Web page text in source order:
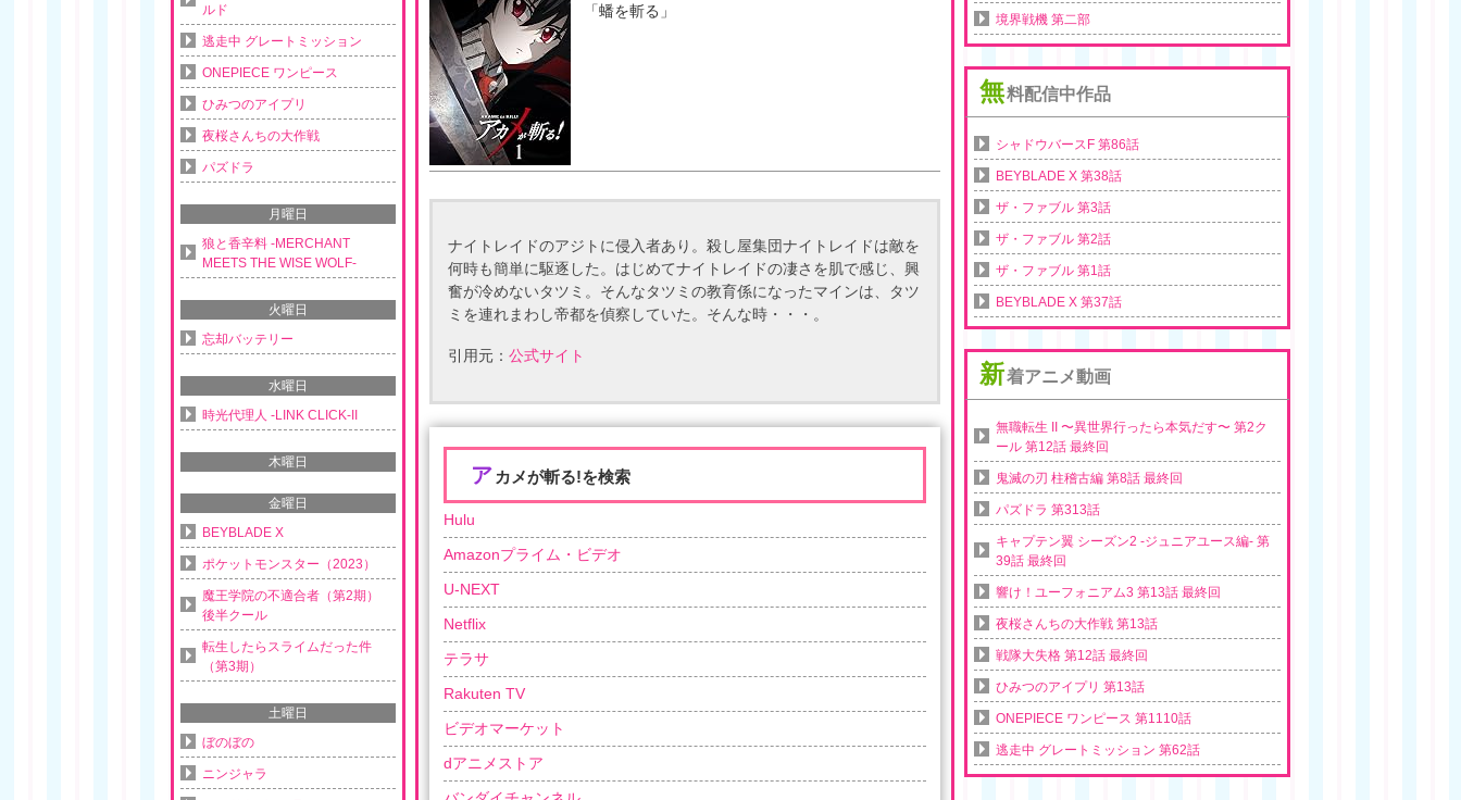
「蟠を斬る 」
ナイトレイドのアジトに侵入者あり。殺し屋集団ナイトレイドは敵を
何時も簡単に駆逐した。はじめてナイトレイドの凄さを肌で感じ、興
奮が冷めないタツミ。そんなタツミの教育係になったマインは、タツ
ミを連れまわし帝都を偵察していた。そんな時・・・。
引用元： 公式サイト
ア カメが斬る!を検索
Hulu
Amazonプライム・ビデオ
U-NEXT
Netflix
テラサ
Rakuten TV
ビデオマーケット
dアニメストア
ルド
逃走中 グレートミッション
ONEPIECE ワンピース
ひみつのアイプリ
夜桜さんちの大作戦
パズドラ
月曜日
狼と香辛料 -MERCHANT
MEETS THE WISE WOLF-
火曜日
忘却バッテリー
水曜日
時光代理人 -LINK CLICK-II
木曜日
金曜日
BEYBLADE X
ポケットモンスター（2023）
魔王学院の不適合者（第2期）
後半クール
転生したらスライムだった件
（第3期）
土曜日
ぼのぼの
ニンジャラ
境界戦機 第二部
無料配信中作品
シャドウバースF 第86話
BEYBLADE X 第38話
ザ・ファブル 第3話
ザ・ファブル 第2話
ザ・ファブル 第1話
BEYBLADE X 第37話
新着アニメ動画
無職転生 II 〜異世界行ったら本気だす〜 第2ク
ール 第12話 最終回
鬼滅の刃 柱稽古編 第8話 最終回
パズドラ 第313話
キャプテン翼 シーズン2 -ジュニアユース編- 第
39話 最終回
響け！ユーフォニアム3 第13話 最終回
夜桜さんちの大作戦 第13話
戦隊大失格 第12話 最終回
ひみつのアイプリ 第13話
ONEPIECE ワンピース 第1110話
逃走中 グレートミッション 第62話